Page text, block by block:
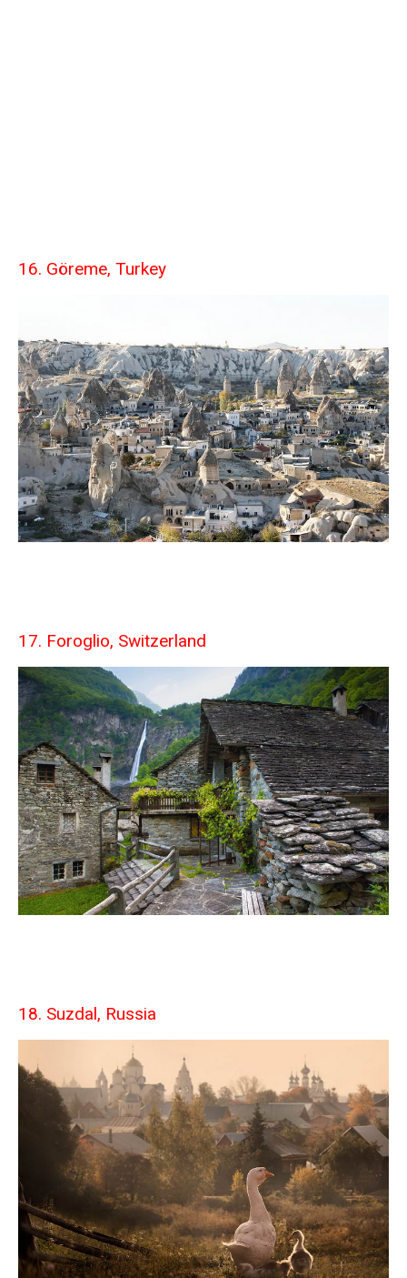
16. Göreme, Turkey
17. Foroglio, Switzerland
18. Suzdal, Russia